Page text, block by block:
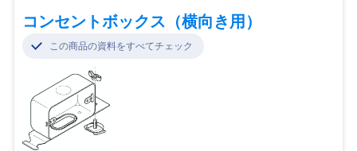
コンセントボックス（横向き用）
この商品の資料をすべてチェック